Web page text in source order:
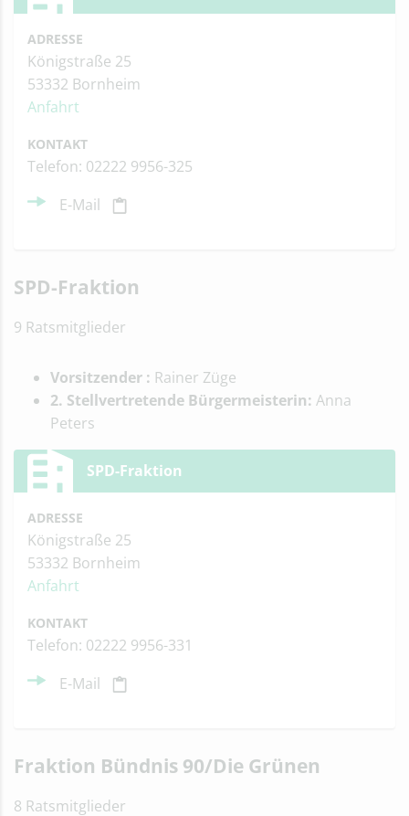
ADRESSE
Königstraße 25
53332 Bornheim
Anfahrt
KONTAKT
Telefon: 02222 9956-325
E-Mail
SPD-Fraktion
9 Ratsmitglieder
Vorsitzender : Rainer Züge
2. Stellvertretende Bürgermeisterin: Anna
Peters
SPD-Fraktion
ADRESSE
Königstraße 25
53332 Bornheim
Anfahrt
KONTAKT
Telefon: 02222 9956-331
E-Mail
Fraktion Bündnis 90/Die Grünen
8 Ratsmitglieder